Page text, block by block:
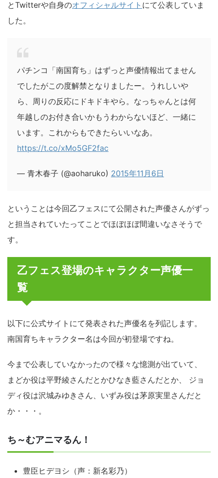
とTwitterや自身のオフィシャルサイト にて公表していま
した。
パチンコ「南国育ち」はずっと声優情報出てません
でしたがこの度解禁となりましたー。うれしいや
ら、周りの反応にドキドキやら。なっちゃんとは何
年越しのお付き合いかもうわからないほど、一緒に
います。これからもできたらいいなあ。
https://t.co/xMo5GF2fac
— 青木春子 (@aoharuko) 2015年11月6日
ということは今回乙フェスにて公開された声優さんがずっ
と担当されていたってことでほぼほぼ間違いなさそうで
す。
乙フェス登場のキャラクター声優一
覧
以下に公式サイトにて発表された声優名を列記します。
南国育ちキャラクター名は今回が初登場ですね。
今まで公表していなかったので様々な憶測が出ていて、
まどか役は平野綾さんだとかひなき藍さんだとか、 ジョ
ディ役は沢城みゆきさん、いずみ役は茅原実里さんだと
か・・・。
ち～むアニマるん！
豊臣ヒデヨシ（声：新名彩乃）